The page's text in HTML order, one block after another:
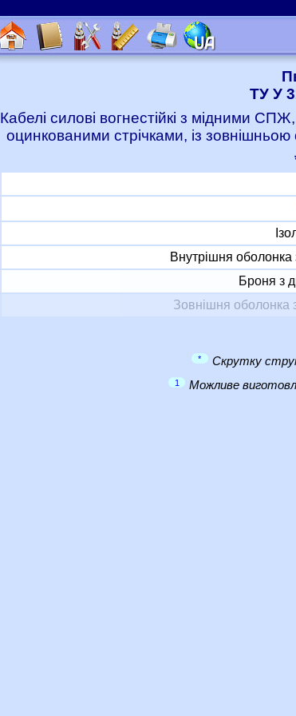
ТУ У
Кабелі силові вогнестійкі з мідними
оцинкованими стрічками, із
Внутрішня
Броня з
Зовнішня оболонка
* Скрутку
1 Можливе